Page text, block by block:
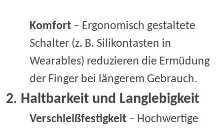
Komfort – Ergonomisch gestaltete
Schalter (z. B. Silikontasten in
Wearables) reduzieren die Ermüdung
der Finger bei längerem Gebrauch.
2. Haltbarkeit und Langlebigkeit
Verschleißfestigkeit – Hochwertige